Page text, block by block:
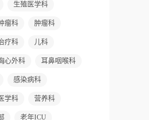
生殖医学科
瘤科 肿瘤科
疗科 儿科
心外科 耳鼻咽喉科
感染病科
学科 营养科
老年ICU